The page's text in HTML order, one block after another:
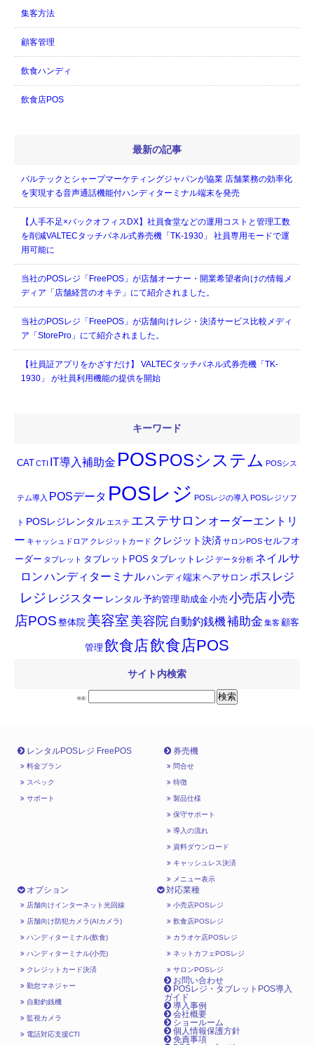
集客方法
顧客管理
飲食ハンディ
飲食店POS
最新の記事
バルテックとシャープマーケティングジャパンが協業 店舗業務の効率化
を実現する音声通話機能付ハンディターミナル端末を発売
【人手不足×バックオフィスDX】社員食堂などの運用コストと管理工数
を削減VALTECタッチパネル式券売機「TK-1930」 社員専用モードで運
用可能に
当社のPOSレジ「FreePOS」が店舗オーナー・開業希望者向けの情報メ
ディア「店舗経営のオキテ」にて紹介されました。
当社のPOSレジ「FreePOS」が店舗向けレジ・決済サービス比較メディ
ア「StorePro」にて紹介されました。
【社員証アプリをかざすだけ】 VALTECタッチパネル式券売機「TK-
1930」 が社員利用機能の提供を開始
キーワード
CATCTI IT導入補助金 POSPOSシステム POSシス
テム導入 POSデータ POSレジ POSレジの導入 POSレジソフ
ト POSレジレンタル エステ エステサロン オーダーエントリ
ー キャッシュドロア クレジットカード クレジット決済サロンPOS セルフオ
ーダー タブレット タブレットPOS タブレットレジ データ分析 ネイルサ
ロンハンディターミナルハンディ端末ヘアサロン ポスレジ
レジ レジスター レンタル予約管理 助成金小売 小売店小売
店POS 整体院 美容室 美容院 自動釣銭機補助金 集客顧客
管理 飲食店飲食店POS
サイト内検索
検索:
レンタルPOSレジ FreePOS
料金プラン
スペック
サポート
券売機
問合せ
特徴
製品仕様
保守サポート
導入の流れ
資料ダウンロード
キャッシュレス決済
メニュー表示
オプション
店舗向けインターネット光回線
店舗向け防犯カメラ(AIカメラ)
ハンディターミナル(飲食)
ハンディターミナル(小売)
クレジットカード決済
勤怠マネジャー
自動釣銭機
監視カメラ
電話対応支援CTI
対応業種
小売店POSレジ
飲食店POSレジ
カラオケ店POSレジ
ネットカフェPOSレジ
サロンPOSレジ
お問い合わせ
POSレジ・タブレットPOS導入
ガイド
導入事例
会社概要
ショールーム
個人情報保護方針
免責事項